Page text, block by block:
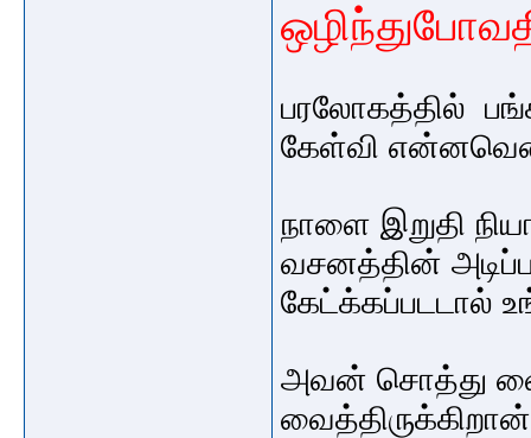
பரலோகத்தில்
கேள்வி
நாளை இறுதி
வசனத்தின்
கேட்க்கப்படடால்
அவன் சொத்து